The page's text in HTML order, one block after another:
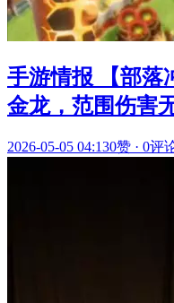
手游情报 【部落
金龙，范围伤害
2026-05-05 04:130赞 · 0评